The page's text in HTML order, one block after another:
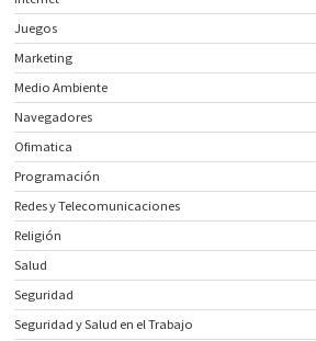
Juegos
Marketing
Medio Ambiente
Navegadores
Ofimatica
Programación
Redes y Telecomunicaciones
Religión
Salud
Seguridad
Seguridad y Salud en el Trabajo